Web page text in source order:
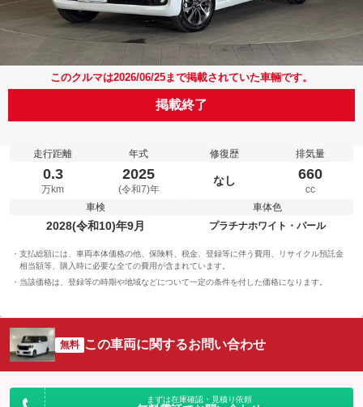
このクルマは2026/06/25まで掲載されていた車輛です。
掲載終了
走行距離
0.3
万km
年式
2025
(令和7)年
修復歴
なし
排気量
660
cc
車検
2028(令和10)年9月
車体色
プラチナホワイト・パール
支払総額には、車両本体価格の他、保険料、税金、登録等に伴う費用、リサイクル預託金
相当額等、購入時に必要な全ての費用が含まれています。
当該価格は、登録等の時期や地域などについて一定の条件を付した価格になります。
無料 この車両に関するお問い合わせ
まずは在庫確認・見積り依頼